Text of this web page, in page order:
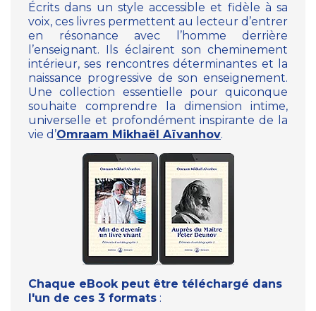
Écrits dans un style accessible et fidèle à sa
voix, ces livres permettent au lecteur d’entrer
en résonance avec l’homme derrière
l’enseignant. Ils éclairent son cheminement
intérieur, ses rencontres déterminantes et la
naissance progressive de son enseignement.
Une collection essentielle pour quiconque
souhaite comprendre la dimension intime,
universelle et profondément inspirante de la
vie d’Omraam Mikhaël Aïvanhov.
Chaque eBook peut être téléchargé dans
l'un de ces 3 formats :